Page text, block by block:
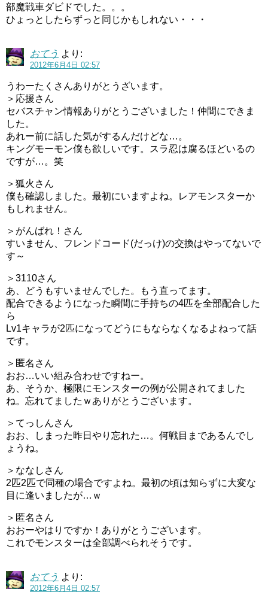
部魔戦車ダビドでした。。。
ひょっとしたらずっと同じかもしれない・・・
おてう より:
2012年6月4日 02:57
うわーたくさんありがとうざいます。
＞応援さん
セバスチャン情報ありがとうございました！仲間にできま
した。
あれー前に話した気がするんだけどな…。
キングモーモン僕も欲しいです。スラ忍は腐るほどいるの
ですが…。笑
＞狐火さん
僕も確認しました。最初にいますよね。レアモンスターか
もしれません。
＞がんばれ！さん
すいません、フレンドコード(だっけ)の交換はやってないで
す～
＞3110さん
あ、どうもすいませんでした。もう直ってます。
配合できるようになった瞬間に手持ちの4匹を全部配合した
ら
Lv1キャラが2匹になってどうにもならなくなるよねって話
です。
＞匿名さん
おお…いい組み合わせですねー。
あ、そうか、極限にモンスターの例が公開されてました
ね。忘れてましたｗありがとうございます。
＞てっしんさん
おお、しまった昨日やり忘れた…。何戦目まであるんでし
ょうね。
＞ななしさん
2匹2匹で同種の場合ですよね。最初の頃は知らずに大変な
目に逢いましたが…ｗ
＞匿名さん
おおーやはりですか！ありがとうございます。
これでモンスターは全部調べられそうです。
おてう より:
2012年6月4日 02:57